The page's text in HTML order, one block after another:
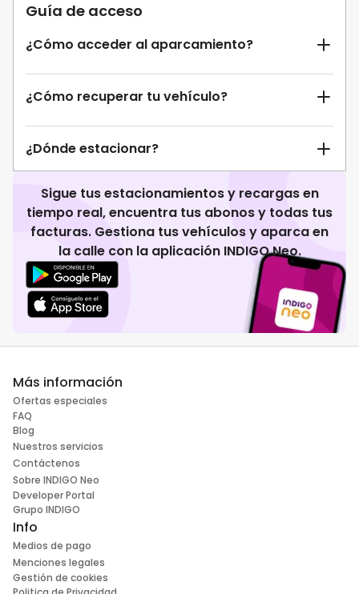
Guía de acceso
¿Cómo acceder al aparcamiento?
¿Cómo recuperar tu vehículo?
¿Dónde estacionar?
Sigue tus estacionamientos y recargas en
tiempo real, encuentra tus abonos y todas tus
facturas. Gestiona tus vehículos y aparca en
la calle con la aplicación INDIGO Neo.
Más información
Ofertas especiales
FAQ
Blog
Nuestros servicios
Contáctenos
Sobre INDIGO Neo
Developer Portal
Grupo INDIGO
Info
Medios de pago
Menciones legales
Gestión de cookies